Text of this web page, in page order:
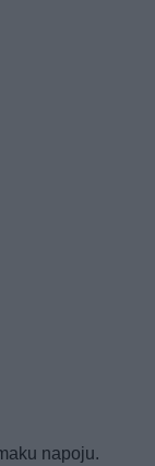
napoju.